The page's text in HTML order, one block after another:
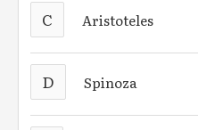
C Aristoteles
D Spinoza